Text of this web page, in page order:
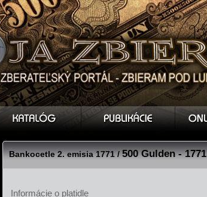
Bankocetle 2. emisia 1771 /500 Gulden - 1771
Informácie o platidle